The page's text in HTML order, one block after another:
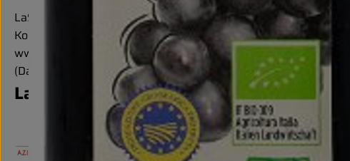
LaSelva steht für regional toskanische Bio-Produkte aber
Kontrollnummer DE-ÖKO-005
www.laselva.bio
(Daten von Ecoinform)
LaSelva